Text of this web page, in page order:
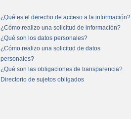
¿Qué es el derecho de acceso a la información?
¿Cómo realizo una solicitud de información?
¿Qué son los datos personales?
¿Cómo realizo una solicitud de datos
personales?
¿Qué son las obligaciones de transparencia?
Directorio de sujetos obligados